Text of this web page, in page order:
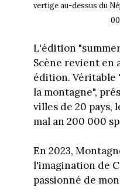
vertige au-dessus du
L'édition
Scène revient en
édition. Véritable
la montagne",
villes de 20 pays,
mal an 200 000
En 2023,
l'imagination de
passionné de